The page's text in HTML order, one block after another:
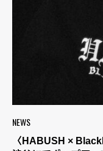
NEWS
〈HABUSH ×